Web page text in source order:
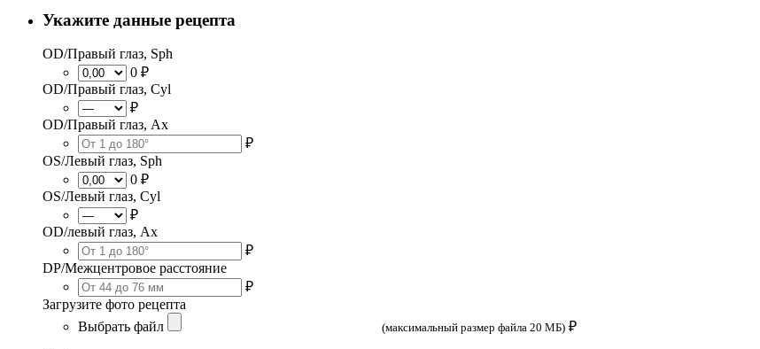
Укажите данные рецепта
OD/Правый глаз, Sph
0 ₽
OD/Правый глаз, Cyl
₽
OD/Правый глаз, Ax
₽
OS/Левый глаз, Sph
0 ₽
OS/Левый глаз, Cyl
₽
OD/левый глаз, Ax
₽
DP/Межцентровое расстояние
₽
Загрузите фото рецепта
Выбрать файл
(максимальный размер файла 20 МБ) ₽